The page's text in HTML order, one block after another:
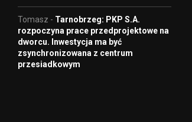
Tomasz - Tarnobrzeg: PKP S.A.
rozpoczyna prace przedprojektowe na
dworcu. Inwestycja ma być
zsynchronizowana z centrum
przesiadkowym